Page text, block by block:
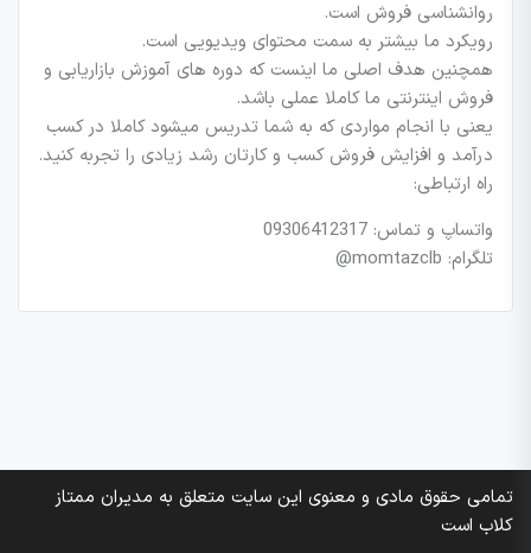
روانشناسی فروش است.
رویکرد ما بیشتر به سمت محتوای ویدیویی است.
همچنین هدف اصلی ما اینست که دوره های آموزش بازاریابی و
فروش اینترنتی ما کاملا عملی باشد.
یعنی با انجام مواردی که به شما تدریس میشود کاملا در کسب
درآمد و افزایش فروش کسب و کارتان رشد زیادی را تجربه کنید.
راه ارتباطی:
واتساپ و تماس: 09306412317
تلگرام: momtazclb@
تمامی حقوق مادی و معنوی این سایت متعلق به مدیران ممتاز
کلاب است